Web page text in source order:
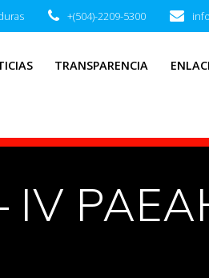
+(504)-2209-5300
TRANSPARENCIA
IV